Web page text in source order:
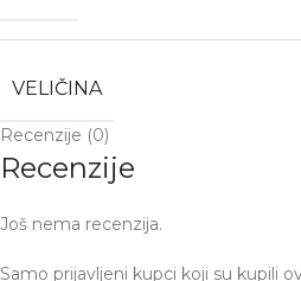
VELIČINA
Recenzije (0)
Recenzije
Još nema recenzija.
Samo prijavljeni kupci koji su kupili